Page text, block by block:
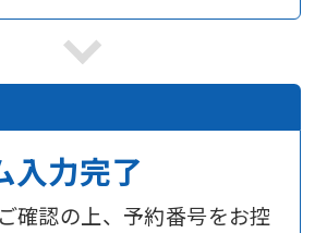
入力完了
確認の上、予約番号をお控